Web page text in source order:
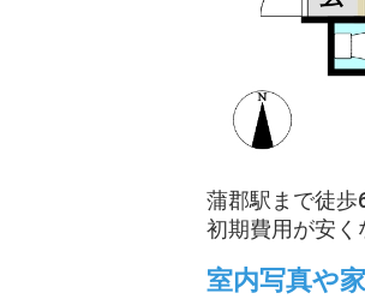
蒲郡駅まで徒
初期費用が安く
室内写真や